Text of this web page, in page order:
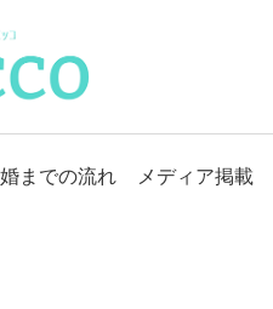
までの流れ メディア掲載